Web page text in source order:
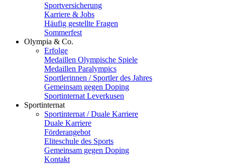
Sportversicherung
Karriere & Jobs
Häufig gestellte Fragen
Sommerfest
Olympia & Co.
Erfolge
Medaillen Olympische Spiele
Medaillen Paralympics
Sportlerinnen / Sportler des Jahres
Gemeinsam gegen Doping
Sportinternat Leverkusen
Sportinternat
Sportinternat / Duale Karriere
Duale Karriere
Förderangebot
Eliteschule des Sports
Gemeinsam gegen Doping
Kontakt